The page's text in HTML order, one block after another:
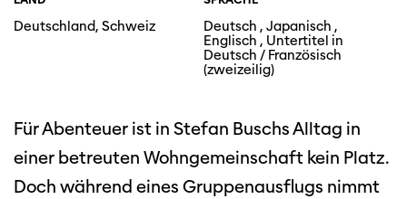
Deutschland, Schweiz
Deutsch , Japanisch ,
Englisch , Untertitel in
Deutsch / Französisch
(zweizeilig)
Für Abenteuer ist in Stefan Buschs Alltag in
einer betreuten Wohngemeinschaft kein Platz.
Doch während eines Gruppenausflugs nimmt